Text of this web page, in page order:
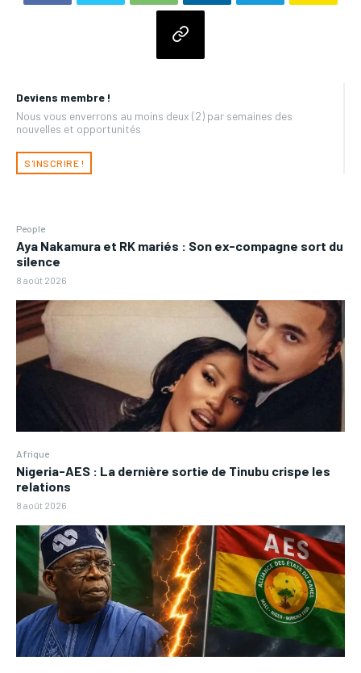
Deviens membre !
Nous vous enverrons au moins deux (2) par semaines des
nouvelles et opportunités
S'INSCRIRE !
People
Aya Nakamura et RK mariés : Son ex-compagne sort du
silence
8 août 2026
Afrique
Nigeria-AES : La dernière sortie de Tinubu crispe les
relations
8 août 2026